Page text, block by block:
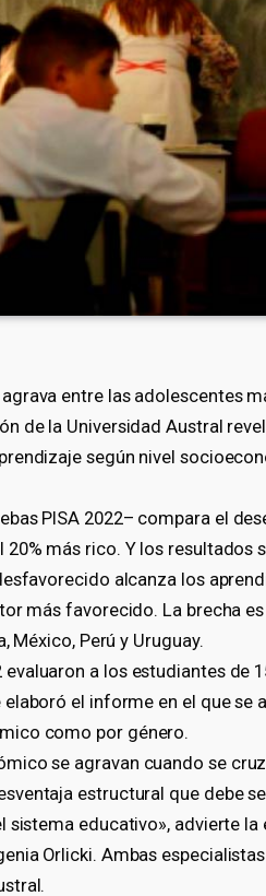
entre las adolescentes
de la Universidad Austral
según nivel
PISA 2022– compara el
más rico. Y los resultados
alcanza los
más favorecido. La brecha es
México, Perú y Uruguay.
a los estudiantes de
el informe en el que se
como por género.
se agravan cuando se
estructural que debe
educativo», advierte la
Orlicki. Ambas